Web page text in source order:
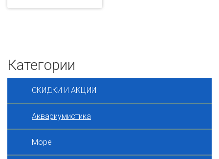
Категории
СКИДКИ И АКЦИИ
Аквариумистика
Море